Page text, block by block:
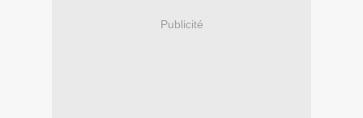
Publicité